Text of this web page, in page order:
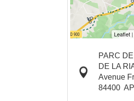
PARC
DE LA
Avenue
84400